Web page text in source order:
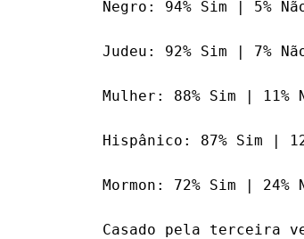
Negro: 94% Sim | 5%
Judeu: 92% Sim | 7%
Mulher: 88% Sim | 11%
Hispânico: 87% Sim |
Mormon: 72% Sim | 24%
Casado pela terceira